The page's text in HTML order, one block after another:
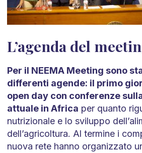
L’agenda del
Per il NEEMA Meeting sono
differenti agende: il primo
open day con conferenze
attuale in Africa per quanto
nutrizionale e lo sviluppo
dell’agricoltura. Al termine i
nuova rete hanno organizzato